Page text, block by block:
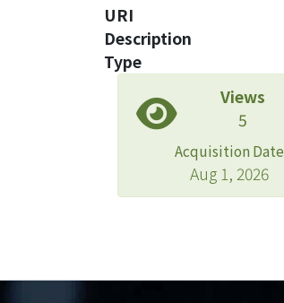
URI
Description
Type
Views
5
Acquisition Date
Aug 1, 2026